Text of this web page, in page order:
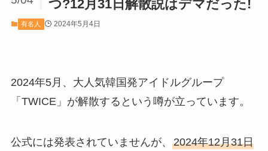
つ?12月31日解散説はデマだった!
有名人 2024年5月4日
2024年5月、大人気韓国発アイドルグループ
「TWICE」が解散するという噂が立っています。
公式には発表されていませんが、 2024年12月31日